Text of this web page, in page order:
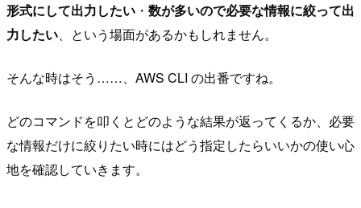
形式にして出力したい ・ 数が多いので必要な情報に絞って出
力したい、という場面があるかもしれません。
そんな時はそう……、AWS CLI の出番ですね。
どのコマンドを叩くとどのような結果が返ってくるか、必要
な情報だけに絞りたい時にはどう指定したらいいかの使い心
地を確認していきます。